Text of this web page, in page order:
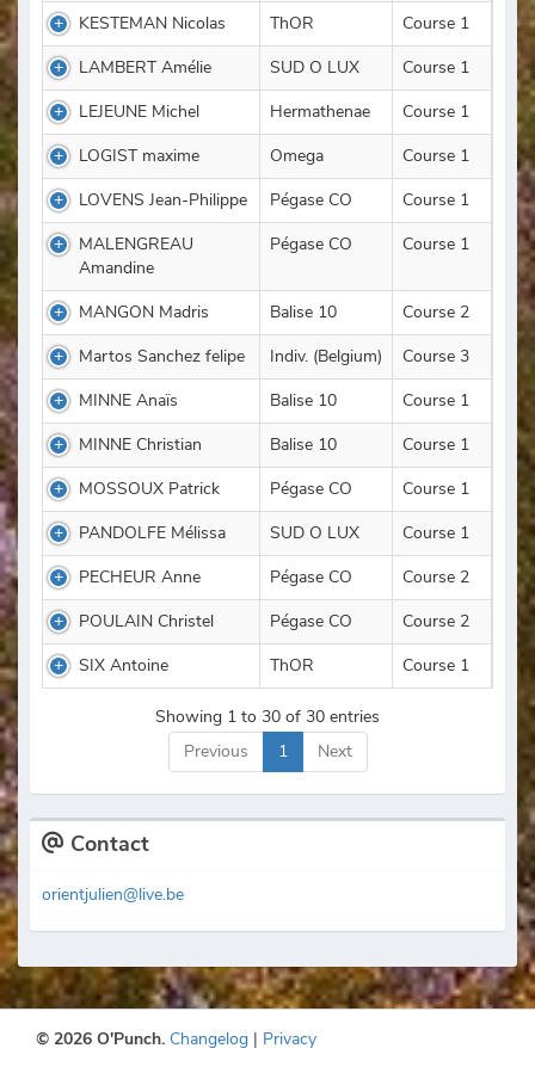
KESTEMAN Nicolas
ThOR
Course 1
LAMBERT Amélie
SUD O LUX
Course 1
LEJEUNE Michel
Hermathenae
Course 1
LOGIST maxime
Omega
Course 1
LOVENS Jean-Philippe
Pégase CO
Course 1
MALENGREAU
Amandine
Pégase CO Course 1
MANGON Madris Balise 10
Course 2
Martos Sanchez felipe
Indiv. (Belgium)
Course 3
MINNE Anaïs
Balise 10
Course 1
MINNE Christian
Balise 10
Course 1
MOSSOUX Patrick
Pégase CO
Course 1
PANDOLFE Mélissa
SUD O LUX
Course 1
PECHEUR Anne
Pégase CO
Course 2
POULAIN Christel
Pégase CO
Course 2
SIX Antoine
ThOR Course 1
Showing 1 to 30 of 30 entries
Previous
1 Next
Contact
orientjulien@live.be
© 2026 O'Punch. Changelog | Privacy